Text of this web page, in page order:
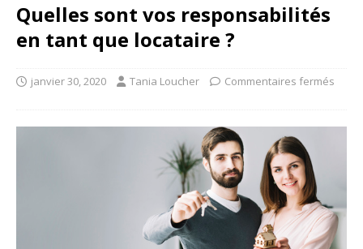
Quelles sont vos responsabilités
en tant que locataire ?
janvier 30, 2020 Tania Loucher Commentaires fermés